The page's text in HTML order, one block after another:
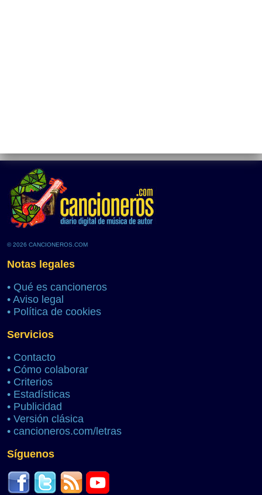
© 2026 CANCIONEROS.COM
Notas legales
• Qué es cancioneros
• Aviso legal
• Política de cookies
Servicios
• Contacto
• Cómo colaborar
• Criterios
• Estadísticas
• Publicidad
• Versión clásica
• cancioneros.com/letras
Síguenos